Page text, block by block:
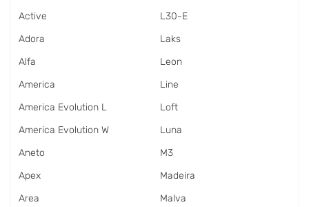
Active
Adora
Alfa
America
America Evolution L
America Evolution W
Aneto
Apex
Area
L30-E
Laks
Leon
Line
Loft
Luna
M3
Madeira
Malva